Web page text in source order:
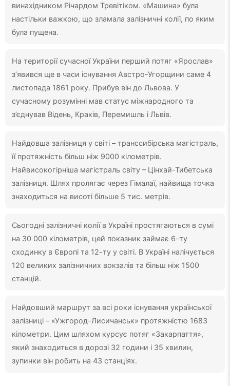
винахідником Річардом Тревітіком. «Машина» була
настільки важкою, що зламала залізничні колії, по яким
була пущена.
На території сучасної України перший потяг «Ярослав»
з’явився ще в часи існування Австро-Угорщини саме 4
листопада 1861 року. Прибув він до Львова. У
сучасному розумінні мав статус міжнародного та
з’єднував Відень, Краків, Перемишль і Львів.
Найдовша залізниця у світі – транссибірська магістраль,
її протяжність більш ніж 9000 кілометрів.
Найвисокогірніша магістраль світу – Цінхай-Тибетська
залізниця. Шлях пролягає через Гімалаї, найвища точка
знаходиться на висоті більше 5 тис. метрів.
Сьогодні залізничні колії в Україні простягаються в сумі
на 30 000 кілометрів, цей показник займає 6-ту
сходинку в Європі та 12-ту у світі. В Україні налічується
120 великих залізничних вокзалів та більш ніж 1500
станцій.
Найдовший маршрут за всі роки існування української
залізниці – «Ужгород-Лисичанськ» протяжністю 1683
кілометри. Цим шляхом курсує потяг «Закарпаття»,
який знаходиться в дорозі 32 години і 35 хвилин,
зупинки він робить на 43 станціях.